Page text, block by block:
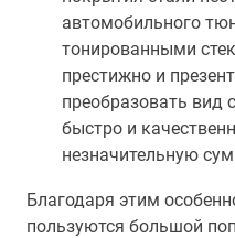
автомобильного
тонированными
престижно и
преобразовать вид
быстро и
незначительную
Благодаря этим
пользуются большой